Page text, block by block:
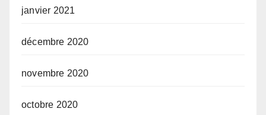
janvier 2021
décembre 2020
novembre 2020
octobre 2020